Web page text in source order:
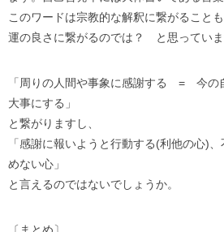
このワードは宗教的な解釈に繋がること
運の良さに繋がるのでは？ と思っていま
「周りの人間や事象に感謝する = 今の
大事にする」
と繋がりますし、
「感謝に報いようと行動する(利他の心
めない心」
と言えるのではないでしょうか。